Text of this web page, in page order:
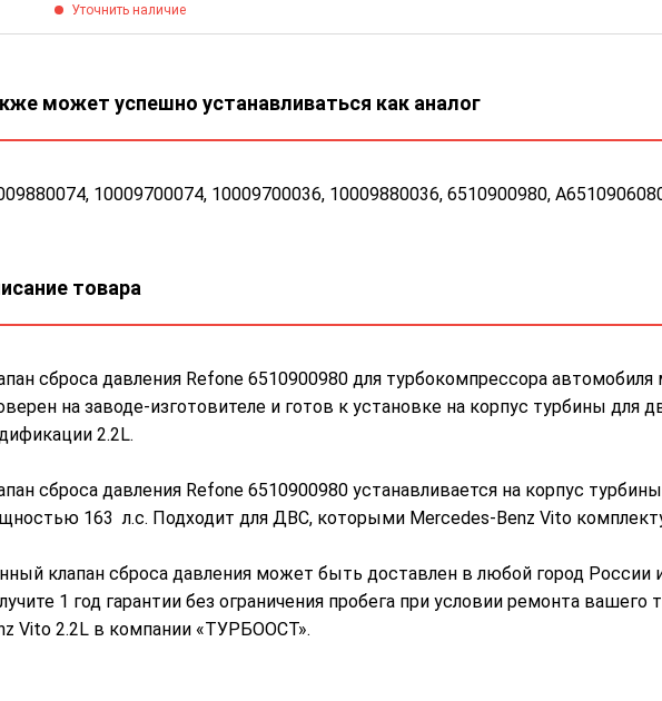
Уточнить наличие
может успешно устанавливаться как аналог
10009700074, 10009700036, 10009880036, 6510900980,
товара
сброса давления Refone 6510900980 для турбокомпрессора
на заводе-изготовителе и готов к установке на корпус турбины для
2.2L.
сброса давления Refone 6510900980 устанавливается на корпус
163 л.с. Подходит для ДВС, которыми Mercedes-Benz Vito
клапан сброса давления может быть доставлен в любой город России
1 год гарантии без ограничения пробега при условии ремонта
Vito 2.2L в компании «ТУРБООСТ».